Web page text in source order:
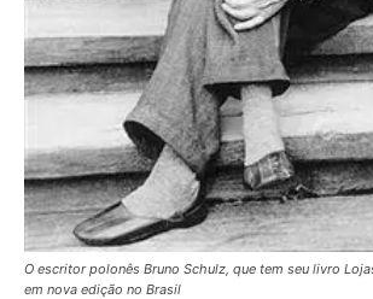
O escritor polonês Bruno Schulz, que tem seu livro
em nova edição no Brasil